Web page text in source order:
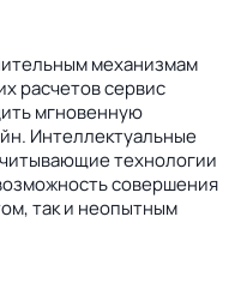
механизмам
расчетов сервис
мгновенную
Интеллектуальные
технологии
совершения
так и неопытным